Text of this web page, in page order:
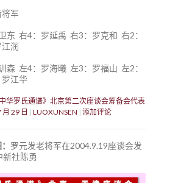
军
东 右4：罗延禹 右3：罗克和 右2：
润
森 左4：罗海曦 左3：罗福山 左2：
江华
华罗氏通谱》北京第二次座谈会筹备会代表
29 日 LUOXUNSEN 添加评论
罗元发老将军在2004.9.19座谈会发
社陈勇